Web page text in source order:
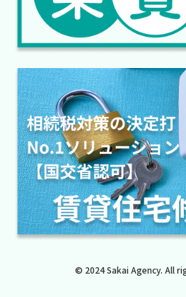
© 2024 Sakai Agency. All